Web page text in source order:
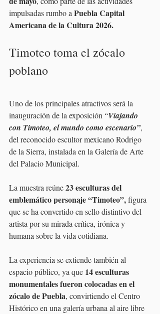
impulsadas rumbo a Puebla Capital
Americana de la Cultura 2026.
Timoteo toma el zócalo
poblano
Uno de los principales atractivos será la
inauguración de la exposición “Viajando
con Timoteo, el mundo como escenario”,
del reconocido escultor mexicano Rodrigo
de la Sierra, instalada en la Galería de Arte
del Palacio Municipal.
La muestra reúne 23 esculturas del
emblemático personaje “Timoteo”, figura
que se ha convertido en sello distintivo del
artista por su mirada crítica, irónica y
humana sobre la vida cotidiana.
La experiencia se extiende también al
espacio público, ya que 14 esculturas
monumentales fueron colocadas en el
zócalo de Puebla, convirtiendo el Centro
Histórico en una galería urbana al aire libre